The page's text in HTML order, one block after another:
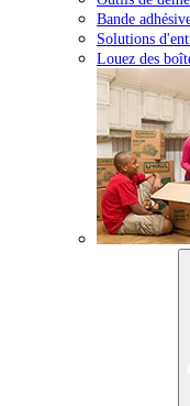
Bande
Solutions
Louez des